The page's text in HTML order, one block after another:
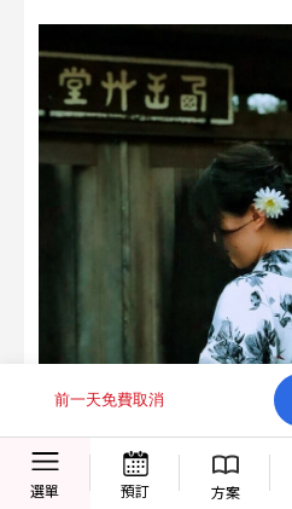
選單 預訂 方案
前一天免費取消